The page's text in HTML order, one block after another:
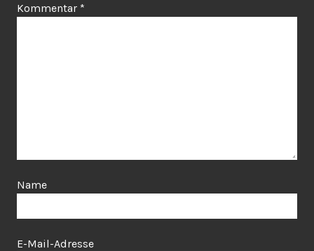
Kommentar *
Name
E-Mail-Adresse